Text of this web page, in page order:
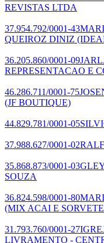
REVISTAS LTDA
37.954.792/0001-43
QUEIROZ DINIZ
36.205.860/0001-09
REPRESENTACAO E
46.286.711/0001-75
(JF BOUTIQUE)
44.829.781/0001-05
37.988.627/0001-02
35.868.873/0001-03
SOUZA
36.824.598/0001-80
(MIX ACAI E
31.793.760/0001-27
LIVRAMENTO -